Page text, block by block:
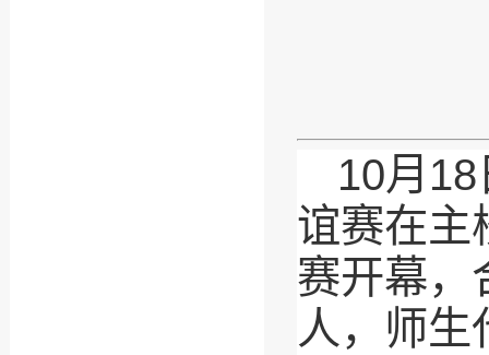
10月
谊赛在主
赛开幕，
人，师生